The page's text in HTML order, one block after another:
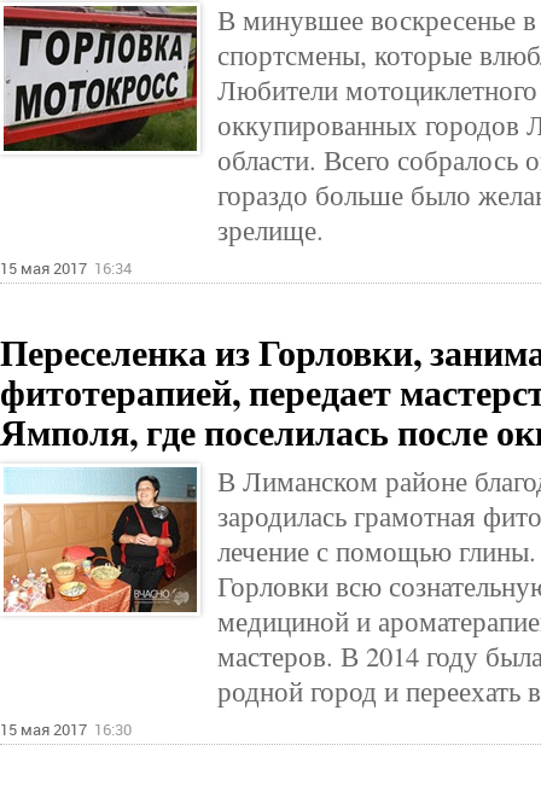
В минувшее воскресенье в
спортсмены, которые
Любители
оккупированных городов
области. Всего собралось
гораздо больше было
зрелище.
15 мая 2017 16:34
Переселенка из Горловки,
фитотерапией, передает
Ямполя, где поселилась после
В Лиманском районе
зародилась грамотная
лечение с помощью
Горловки всю
медициной и
мастеров. В 2014 году
родной город и переехать
15 мая 2017 16:30